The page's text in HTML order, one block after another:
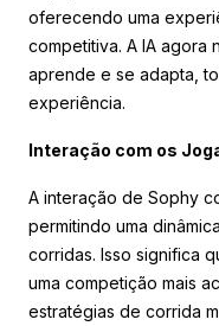
oferecendo uma
competitiva. A IA agora
aprende e se adapta,
experiência.
Interação com os
A interação de Sophy
permitindo uma
corridas. Isso significa
uma competição mais
estratégias de corrida